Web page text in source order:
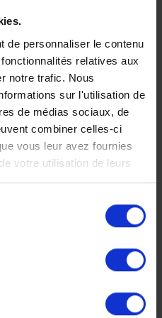
de personnaliser le contenu
relatives aux
notre trafic. Nous
sur l'utilisation de
de médias sociaux, de
combiner celles-ci
vous leur avez fournies
votre utilisation de leurs